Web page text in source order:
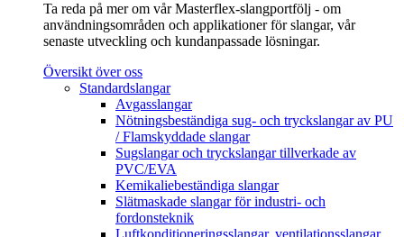
Ta reda på mer om vår Masterflex-slangportfölj - om
användningsområden och applikationer för slangar, vår
senaste utveckling och kundanpassade lösningar.
Översikt över oss
Standardslangar
Avgasslangar
Nötningsbeständiga sug- och tryckslangar av PU
/ Flamskyddade slangar
Sugslangar och tryckslangar tillverkade av
PVC/EVA
Kemikaliebeständiga slangar
Slätmaskade slangar för industri- och
fordonsteknik
Luftkonditioneringsslangar, ventilationsslangar